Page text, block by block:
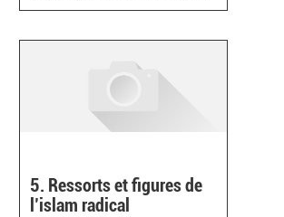
5. Ressorts et figures de
l’islam radical